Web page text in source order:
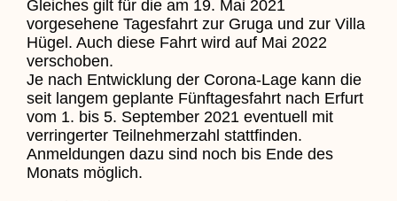
Gleiches gilt für die am 19. Mai 2021
vorgesehene Tagesfahrt zur Gruga und zur Villa
Hügel. Auch diese Fahrt wird auf Mai 2022
verschoben.
Je nach Entwicklung der Corona-Lage kann die
seit langem geplante Fünftagesfahrt nach Erfurt
vom 1. bis 5. September 2021 eventuell mit
verringerter Teilnehmerzahl stattfinden.
Anmeldungen dazu sind noch bis Ende des
Monats möglich.